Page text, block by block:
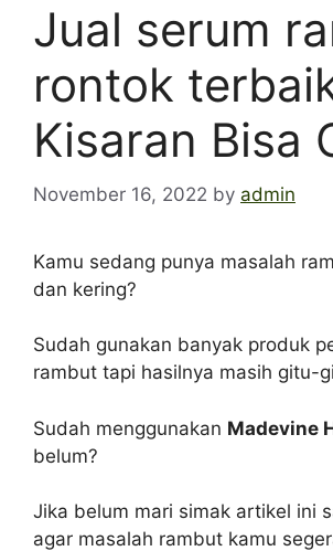
Jual serum
rontok
Kisaran Bisa
November 16, 2022 by admin
Kamu sedang punya masalah
dan kering?
Sudah gunakan banyak produk
rambut tapi hasilnya masih gitu-
Sudah menggunakan Madevine
belum?
Jika belum mari simak artikel ini
agar masalah rambut kamu